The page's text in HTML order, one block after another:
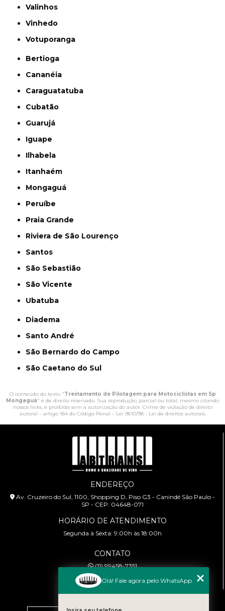
Valinhos
Vinhedo
Votuporanga
Bertioga
Cananéia
Caraguatatuba
Cubatão
Guarujá
Iguape
Ilhabela
Itanhaém
Mongaguá
Peruíbe
Praia Grande
Riviera de São Lourenço
Santos
São Sebastião
São Vicente
Ubatuba
Diadema
Santo André
São Bernardo do Campo
São Caetano do Sul
O conteúdo do texto "Treinamento de Pilotagem para Motociclistas em Sp
Mongaguá" é de direito reservado. Sua reprodução, parcial ou total, mesmo citando
nossos links, é proibida sem a autorização do autor. Crime de violação de direito
autoral – artigo 184 do Código Penal – Lei 9610/98 - Lei de direitos autorais.
ENDEREÇO
Av. Cruzeiro do Sul, 1100, Shopping D, Piso G3 - Canindé São Paulo -
SP - CEP: 04648-071
HORÁRIO DE ATENDIMENTO
Segunda à Sexta: 9:00h às 18:00h
CONTATO
(11) 99458-7351
cursoabtrans@gmail.com
Olá! Fale agora pelo WhatsApp